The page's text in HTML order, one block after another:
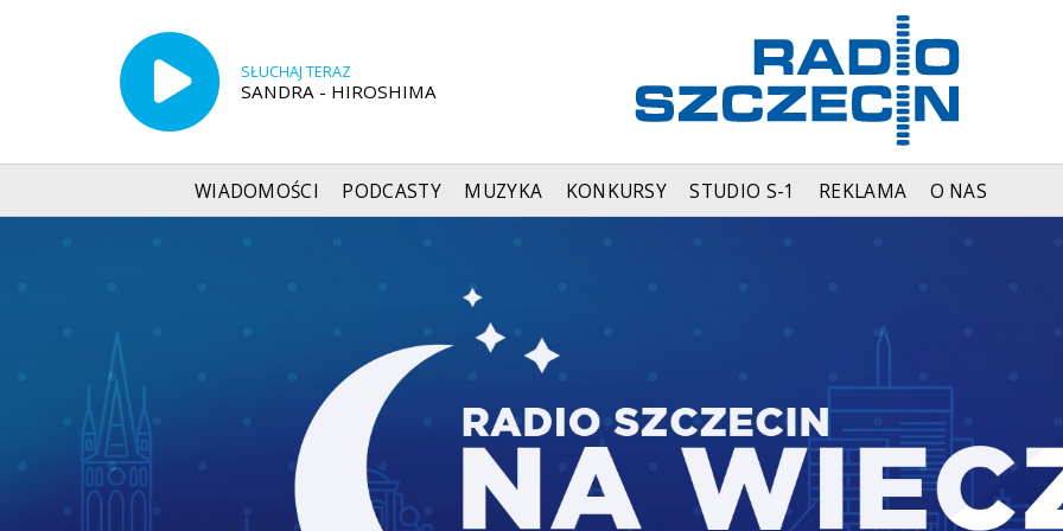
SŁUCHAJ TERAZ
SANDRA - HIROSHIMA
WIADOMOŚCI PODCASTY MUZYKA KONKURSY STUDIO S-1 REKLAMA O NAS